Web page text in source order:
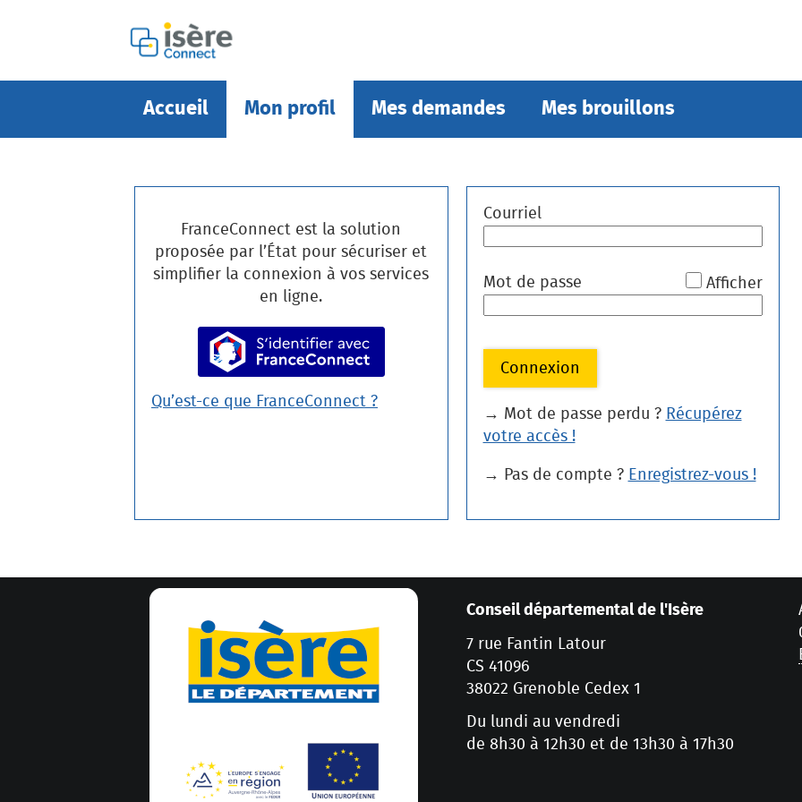
Accueil Mon profil Mes demandes Mes brouillons
FranceConnect est la solution
proposée par l’État pour sécuriser et
simplifier la connexion à vos services
en ligne.
S’identifier avec FranceConnect
Qu’est-ce que FranceConnect ?
Courriel
Mot de passe Afficher
Connexion
→ Mot de passe perdu ? Récupérez
votre accès !
→ Pas de compte ? Enregistrez-vous !
Conseil départemental de l'Isère
7 rue Fantin Latour
CS 41096
38022 Grenoble Cedex 1
Du lundi au vendredi
de 8h30 à 12h30 et de 13h30 à 17h30